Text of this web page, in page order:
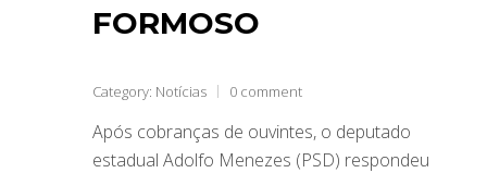
FORMOSO
Category: Notícias 0 comment
Após cobranças de ouvintes, o deputado
estadual Adolfo Menezes (PSD) respondeu